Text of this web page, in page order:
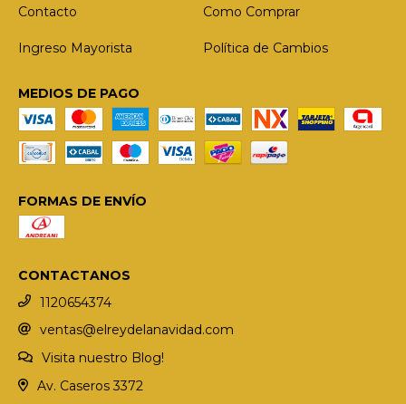
Contacto Como Comprar
Ingreso Mayorista Política de Cambios
MEDIOS DE PAGO
FORMAS DE ENVÍO
CONTACTANOS
1120654374
ventas@elreydelanavidad.com
Visita nuestro Blog!
Av. Caseros 3372